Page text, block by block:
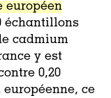
européen
échantillons
cadmium
y est
0,20
ce